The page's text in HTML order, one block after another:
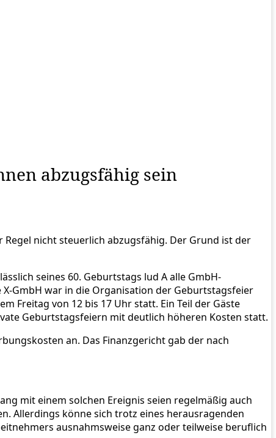
abzugsfähig sein
nicht steuerlich abzugsfähig. Der Grund ist der
seines 60. Geburtstags lud A alle GmbH-
GmbH war in die Organisation der Geburtstagsfeier
Freitag von 12 bis 17 Uhr statt. Ein Teil der Gäste
Geburtstagsfeiern mit deutlich höheren Kosten statt.
an. Das Finanzgericht gab der nach
mit einem solchen Ereignis seien regelmäßig auch
Allerdings könne sich trotz eines herausragenden
ausnahmsweise ganz oder teilweise beruflich